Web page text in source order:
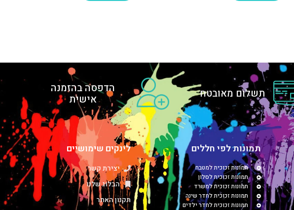
תשלום מאובטח הדפסה בהזמנה
אישית
תמונות לפי חללים
תמונות זכוכית למטבח
תמונות זכוכית לסלון
תמונות זכוכית למשרד
תמונות זכוכית לחדר שינה
תמונות זכוכית לחדר ילדים
לינקים שימושיים
יצירת קשר
הבלוג שלנו
תקנון האתר